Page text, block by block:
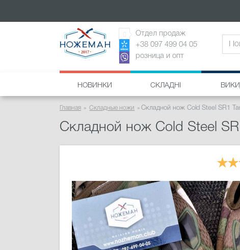
Отдел продаж
+38 097 499 04 05
розница и опт
НОВИНКИ СКЛАДНІ
Главная Складные ножи Складной нож Cold Steel SR1
Складной нож Cold Steel